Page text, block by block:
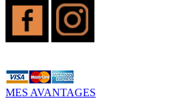
MES AVANTAGES